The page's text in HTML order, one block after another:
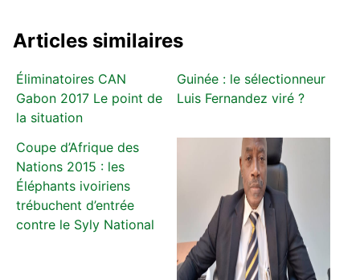
Articles similaires
Éliminatoires CAN
Gabon 2017 Le point de
la situation
Guinée : le sélectionneur
Luis Fernandez viré ?
Coupe d’Afrique des
Nations 2015 : les
Éléphants ivoiriens
trébuchent d’entrée
contre le Syly National